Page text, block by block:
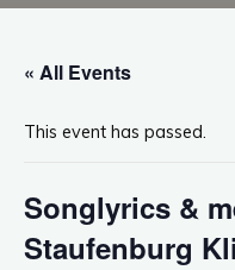
« All Events
This event has passed.
Songlyrics &
Staufenburg